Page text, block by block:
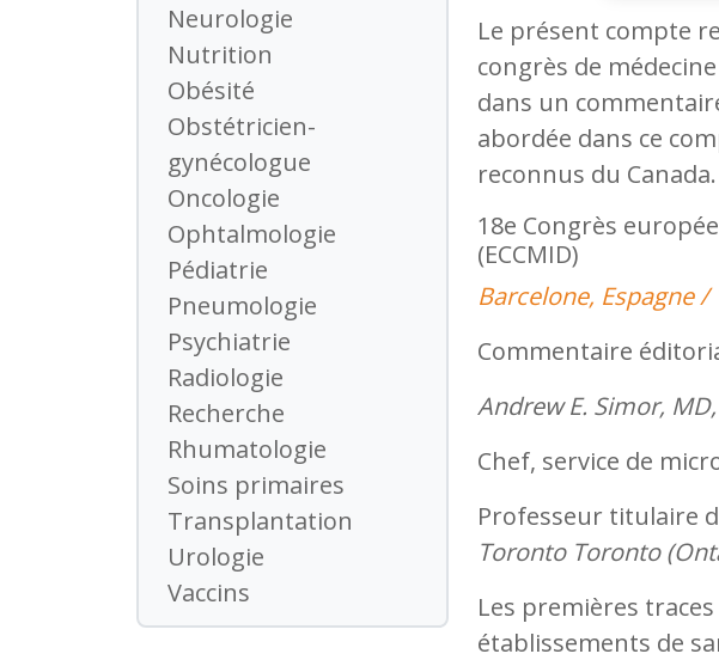
Neurologie
Nutrition
Obésité
Obstétricien-
gynécologue
Oncologie
Ophtalmologie
Pédiatrie
Pneumologie
Psychiatrie
Radiologie
Recherche
Rhumatologie
Soins primaires
Transplantation
Urologie
Vaccins
Le présent compte
congrès de
dans un
abordée dans ce
reconnus du Canada.
18e Congrès
(ECCMID)
Barcelone, Espagne /
Commentaire
Andrew E. Simor, MD,
Chef, service de
Professeur titulaire
Toronto Toronto
Les premières traces
établissements de